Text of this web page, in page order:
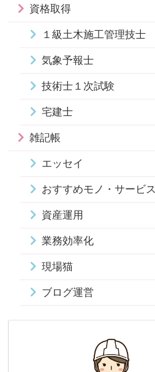
資格取得
１級土木施工管理技士
気象予報士
技術士１次試験
宅建士
雑記帳
エッセイ
おすすめモノ・サービス
資産運用
業務効率化
現場猫
ブログ運営